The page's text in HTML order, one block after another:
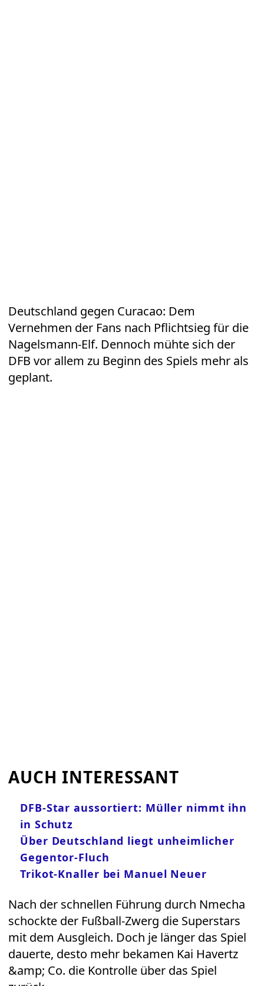
Deutschland gegen Curacao: Dem
Vernehmen der Fans nach Pflichtsieg für die
Nagelsmann-Elf. Dennoch mühte sich der
DFB vor allem zu Beginn des Spiels mehr als
geplant.
AUCH INTERESSANT
DFB-Star aussortiert: Müller nimmt ihn
in Schutz
Über Deutschland liegt unheimlicher
Gegentor-Fluch
Trikot-Knaller bei Manuel Neuer
Nach der schnellen Führung durch Nmecha
schockte der Fußball-Zwerg die Superstars
mit dem Ausgleich. Doch je länger das Spiel
dauerte, desto mehr bekamen Kai Havertz
&amp; Co. die Kontrolle über das Spiel